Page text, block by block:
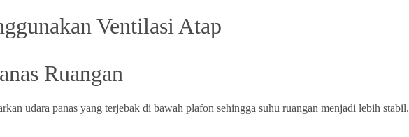
Ventilasi Atap
Ruangan
udara panas yang terjebak di bawah plafon sehingga suhu ruangan menjadi lebih stabil.